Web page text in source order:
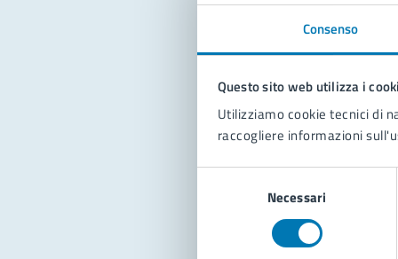
Consenso
Questo sito web utilizza i
Utilizziamo cookie tecnici di
raccogliere informazioni
Necessari